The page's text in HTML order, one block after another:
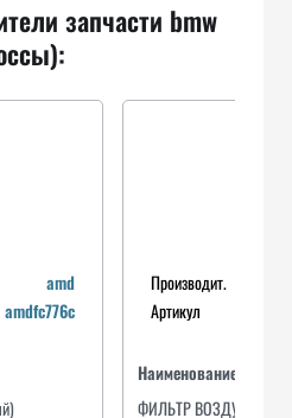
запчасти bmw
amd
amdfc776c
Производит.
Артикул
Наименование
ФИЛЬТР ВОЗДУШНЫЙ